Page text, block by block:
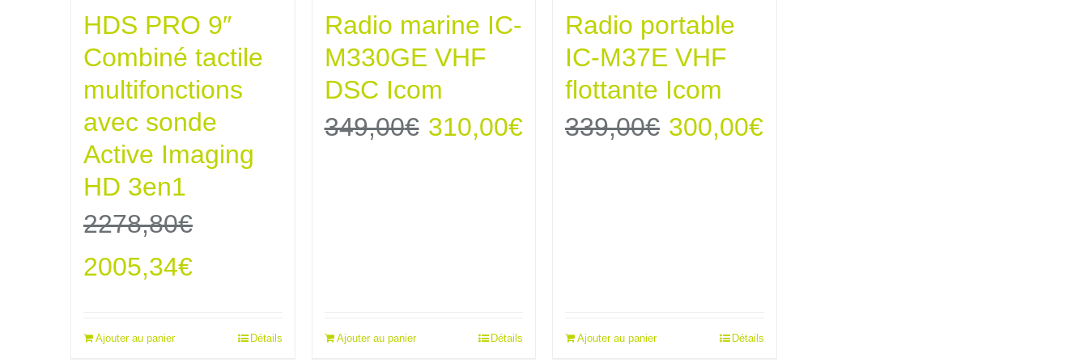
HDS PRO 9″
Combiné tactile
multifonctions
avec sonde
Active Imaging
HD 3en1
2278,80€
Le
initial
2005,34€Le
actuel
Ajouter au panier Détails
Radio marine IC-
M330GE VHF
DSC Icom
349,00€ Le
310,00€Le
Ajouter au panier Détails
Radio portable
IC-M37E VHF
flottante Icom
339,00€ Le
300,00€Le
Ajouter au panier Détails